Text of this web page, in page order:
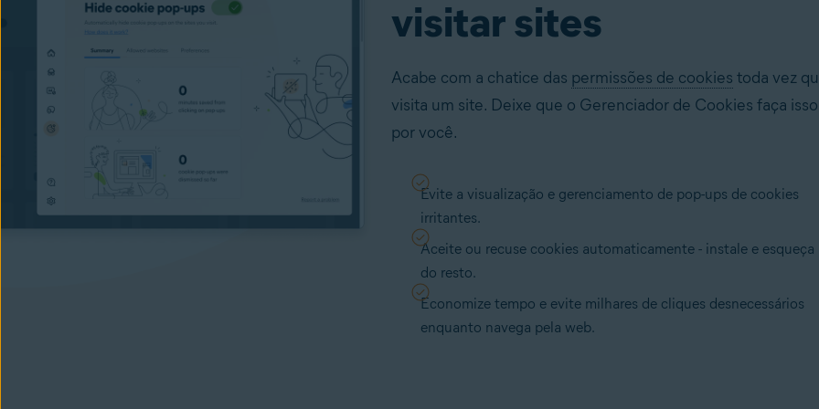
visitar sites
Acabe com a chatice das permissões de cookies toda vez
visita um site. Deixe que o Gerenciador de Cookies faça isso
por você.
Evite a visualização e gerenciamento de pop-ups de cookies
irritantes.
Aceite ou recuse cookies automaticamente - instale e esqueça
do resto.
Economize tempo e evite milhares de cliques desnecessários
enquanto navega pela web.